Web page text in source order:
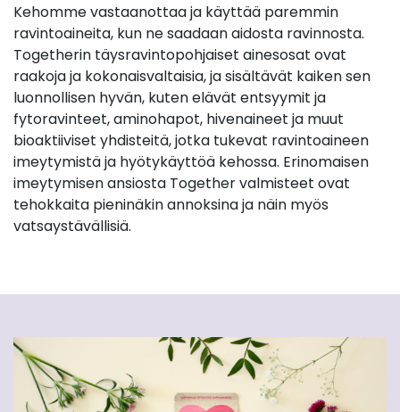
Kehomme vastaanottaa ja käyttää paremmin
ravintoaineita, kun ne saadaan aidosta ravinnosta.
Togetherin täysravintopohjaiset ainesosat ovat
raakoja ja kokonaisvaltaisia, ja sisältävät kaiken sen
luonnollisen hyvän, kuten elävät entsyymit ja
fytoravinteet, aminohapot, hivenaineet ja muut
bioaktiiviset yhdisteitä, jotka tukevat ravintoaineen
imeytymistä ja hyötykäyttöä kehossa. Erinomaisen
imeytymisen ansiosta Together valmisteet ovat
tehokkaita pieninäkin annoksina ja näin myös
vatsaystävällisiä.